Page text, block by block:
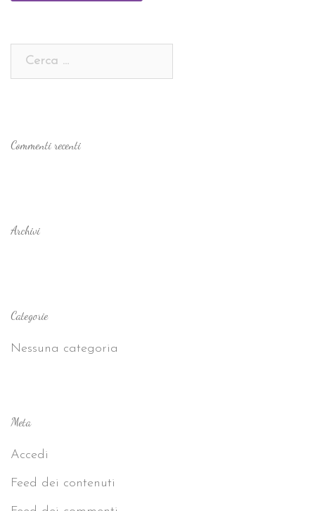
Ricerca
Commenti recenti
Archivi
Categorie
Nessuna categoria
Meta
Accedi
Feed dei contenuti